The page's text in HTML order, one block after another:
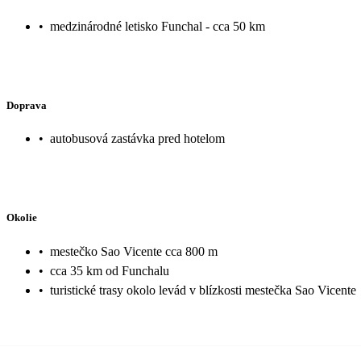
• medzinárodné letisko Funchal - cca 50 km
Doprava
• autobusová zastávka pred hotelom
Okolie
• mestečko Sao Vicente cca 800 m
• cca 35 km od Funchalu
• turistické trasy okolo levád v blízkosti mestečka Sao Vicente